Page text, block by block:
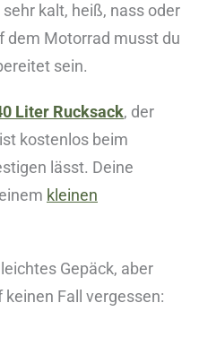
kalt, heiß, nass oder
dem Motorrad musst du
sein.
Liter Rucksack, der
kostenlos beim
lässt. Deine
kleinen
Gepäck, aber
Fall vergessen: